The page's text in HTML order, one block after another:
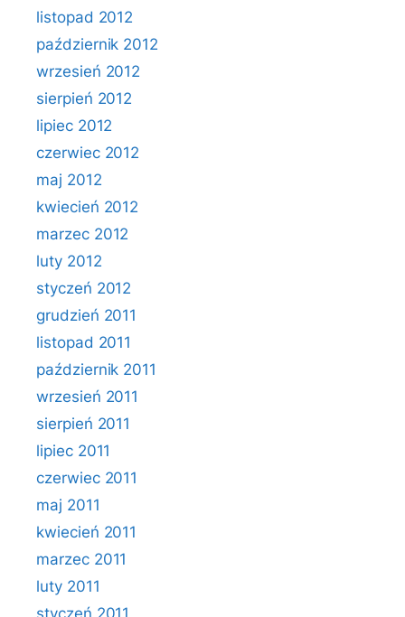
listopad 2012
październik 2012
wrzesień 2012
sierpień 2012
lipiec 2012
czerwiec 2012
maj 2012
kwiecień 2012
marzec 2012
luty 2012
styczeń 2012
grudzień 2011
listopad 2011
październik 2011
wrzesień 2011
sierpień 2011
lipiec 2011
czerwiec 2011
maj 2011
kwiecień 2011
marzec 2011
luty 2011
styczeń 2011